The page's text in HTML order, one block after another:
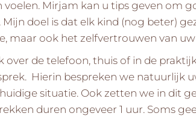
Mirjam kan u tips geven om
doel is dat elk kind (nog beter)
maar ook het zelfvertrouwen van
over de telefoon, thuis of in de
Hierin bespreken we natuurlijk
situatie. Ook zetten we in dit
duren ongeveer 1 uur. Soms